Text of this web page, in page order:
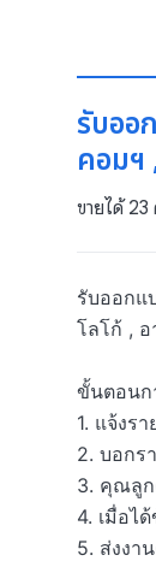
รับออ
คอมฯ
ขายได้ 23
รับออกแ
โลโก้ , อ
ขั้นตอนก
1. แจ้งร
2. บอกร
3. คุณลูก
4. เมื่อไ
5. ส่งงา